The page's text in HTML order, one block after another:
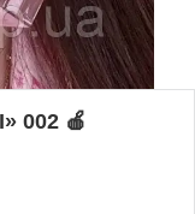
002 🍎⠀